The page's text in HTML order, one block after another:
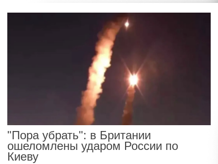
"Пора убрать": в Британии
ошеломлены ударом России по
Киеву